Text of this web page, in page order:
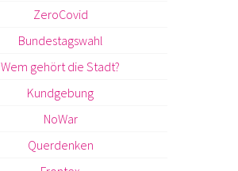
ZeroCovid
Bundestagswahl
Wem gehört die Stadt?
Kundgebung
NoWar
Querdenken